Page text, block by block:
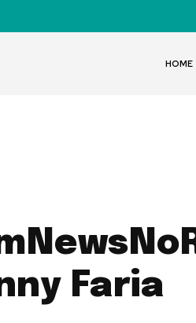
HOME
Faria